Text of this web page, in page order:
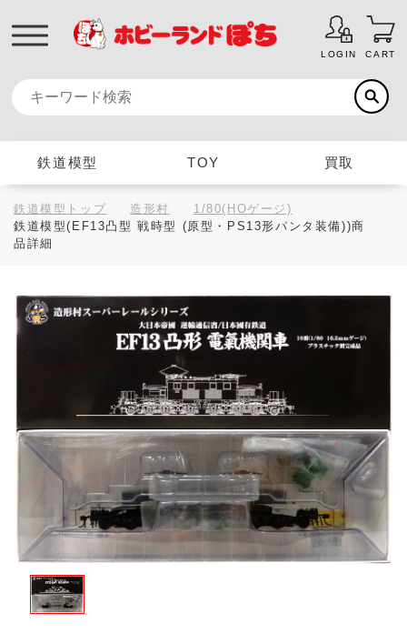
LOGIN CART
鉄道模型 TOY 買取
鉄道模型トップ 造形村
1/80(HOゲージ)
鉄道模型(EF13凸型 戦時型 (原型・PS13形パンタ装備))商
品詳細